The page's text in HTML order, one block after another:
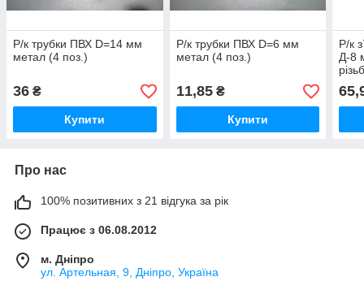
Р/к трубки ПВХ D=14 мм
метал (4 поз.)
36 ₴
Купити
Р/к трубки ПВХ D=6 мм
метал (4 поз.)
11,85₴
Купити
Р/к
Д-8
Про нас
100% позитивних з 21 відгука за рік
Працює з 06.08.2012
м. Дніпро
ул. Артельная, 9, Дніпро, Україна